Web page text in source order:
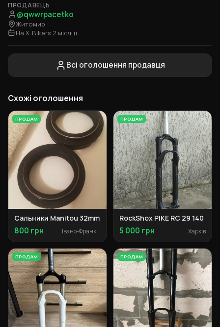
ПРОДАВЕЦЬ
@qwwrpacetko
Житомир
На X-Bikers 2 місяці
Всі оголошення продавця
Схожі оголошення
ПРОДАМ
Сальники Manitou 32mm
800 грн Івано-Франківськ
ПРОДАМ
RockShox PIKE RC 29 140
5 000 грн Харків
ПРОДАМ ПРОДАМ